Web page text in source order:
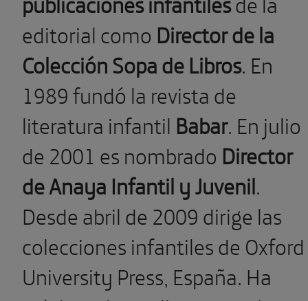
editorial como Director de la
Colección Sopa de Libros. En
1989 fundó la revista de
literatura infantil Babar. En julio
de 2001 es nombrado Director
de Anaya Infantil y Juvenil.
Desde abril de 2009 dirige las
colecciones infantiles de Oxford
University Press, España. Ha